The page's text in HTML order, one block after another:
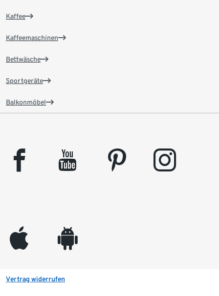
Kaffee
Kaffeemaschinen
Bettwäsche
Sportgeräte
Balkonmöbel
facebook youtube pinterest instagram
appleinc android
Vertrag widerrufen